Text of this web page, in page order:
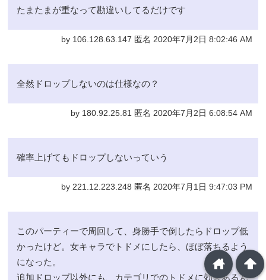
たまたまが重なって勘違いしてるだけです
by 106.128.63.147 匿名 2020年7月2日 8:02:46 AM
全然ドロップしないのは仕様なの？
by 180.92.25.81 匿名 2020年7月2日 6:08:54 AM
確率上げてもドロップしないっていう
by 221.12.223.248 匿名 2020年7月1日 9:47:03 PM
このパーティーで周回して、身勝手で倒したらドロップ低
かったけど。女キャラでトドメにしたら、ほぼ落ちるよう
になった。
追加ドロップ以外にも、カテゴリでのトドメに効果あるん
arrowup
home